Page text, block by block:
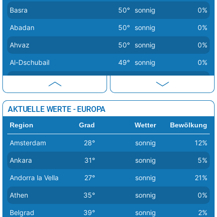
Basra 50° sonnig 0%
Abadan 50° sonnig 0%
Ahvaz 50° sonnig 0%
Al-Dschubail 49° sonnig 0%
Kut 49° sonnig 0%
Amarah 49° sonnig 0%
sonnig
AKTUELLE WERTE - EUROPA
Region Grad Wetter Bewölkung
Amsterdam 28° sonnig 12%
Ankara 31° sonnig 5%
Andorra la Vella 27° sonnig 21%
Athen 35° sonnig 0%
Belgrad 39° sonnig 2%